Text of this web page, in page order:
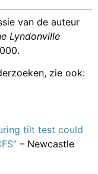
van de auteur
Lyndonville
zie ook:
tilt test could
– Newcastle